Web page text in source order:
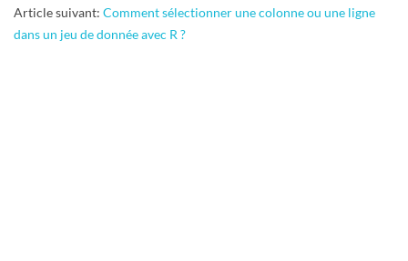
14
Article suivant: Comment sélectionner une colonne ou une ligne
dans un jeu de donnée avec R ?